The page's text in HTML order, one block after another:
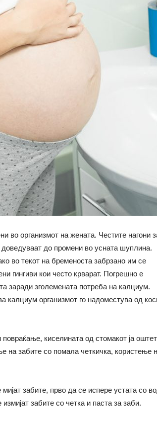
во организмот на жената. Честите нагони
до промени во усната шуплина.
во текот на бременоста забрзано им се
гингиви кои често крварат. Погрешно е
заради зголемената потреба на калциум.
калциум организмот го надоместува од
киселината од стомакот ја
на забите со помала четкичка, користење
забите, прво да се испере устата со
забите со четка и паста за заби.